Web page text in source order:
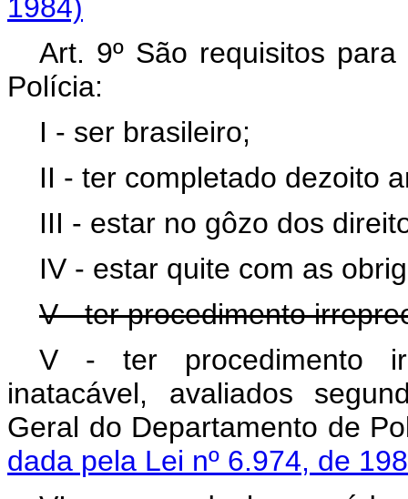
1984)
Art. 9º São requisitos
Polícia:
I - ser brasileiro;
II - ter completado dezoito
III - estar no gôzo dos
IV - estar quite com as
V - ter procedimento
V - ter procedimento
inatacável, avaliados
Geral do
dada pela Lei nº 6.974, de